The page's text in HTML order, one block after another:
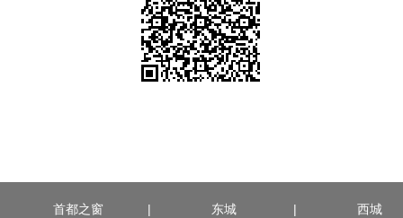
首都之窗 | 东城 | 西城